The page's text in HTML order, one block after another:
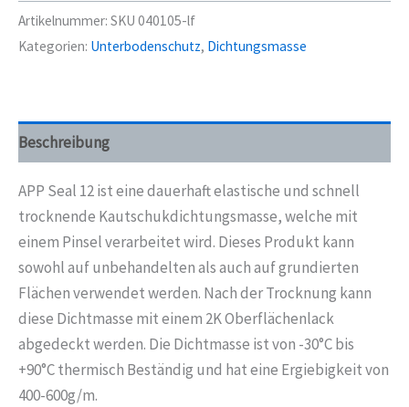
streichbare
Karosseriedichtmasse
Artikelnummer: SKU 040105-lf
Kategorien: Unterbodenschutz, Dichtungsmasse
Beschreibung
APP Seal 12 ist eine dauerhaft elastische und schnell
trocknende Kautschukdichtungsmasse, welche mit
einem Pinsel verarbeitet wird. Dieses Produkt kann
sowohl auf unbehandelten als auch auf grundierten
Flächen verwendet werden. Nach der Trocknung kann
diese Dichtmasse mit einem 2K Oberflächenlack
abgedeckt werden. Die Dichtmasse ist von -30°C bis
+90°C thermisch Beständig und hat eine Ergiebigkeit von
400-600g/m.